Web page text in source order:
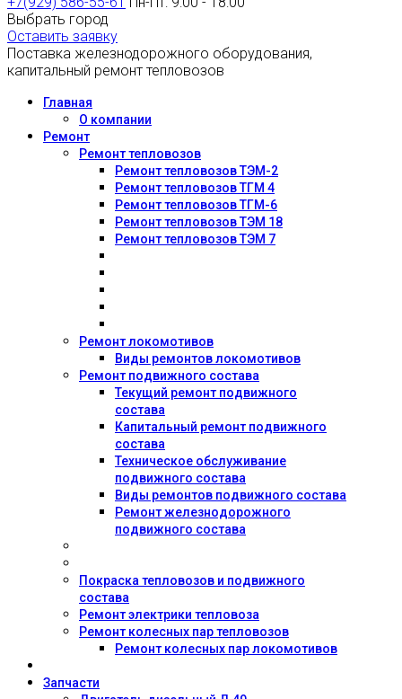
Выбрать город
Оставить заявку
Поставка железнодорожного оборудования,
капитальный ремонт тепловозов
Главная
О компании
Ремонт
Ремонт тепловозов
Ремонт тепловозов ТЭМ-2
Ремонт тепловозов ТГМ 4
Ремонт тепловозов ТГМ-6
Ремонт тепловозов ТЭМ 18
Ремонт тепловозов ТЭМ 7
Ремонт локомотивов
Виды ремонтов локомотивов
Ремонт подвижного состава
Текущий ремонт подвижного
состава
Капитальный ремонт подвижного
состава
Техническое обслуживание
подвижного состава
Виды ремонтов подвижного состава
Ремонт железнодорожного
подвижного состава
Покраска тепловозов и подвижного
состава
Ремонт электрики тепловоза
Ремонт колесных пар тепловозов
Ремонт колесных пар локомотивов
Запчасти